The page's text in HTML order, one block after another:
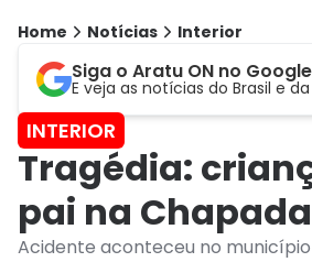
Home Notícias Interior
Siga o Aratu ON no Google
E veja as notícias do Brasil e
INTERIOR
Tragédia:
pai na
Acidente aconteceu no município